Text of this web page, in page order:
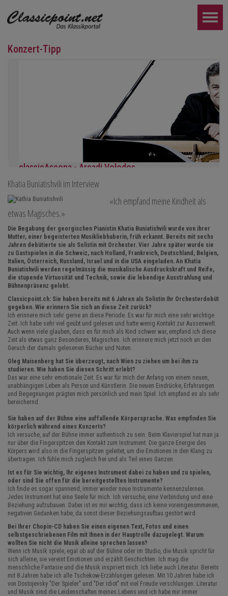
Konzert-Tipp
classicAscona - Arcadi Volodos
Klavierrezital
Samstag, 19.09, 19:30 in Ascona
WEITER...
Khatia Buniatishvili im Interview
«Ich empfand meine Kindheit als
etwas Magisches.»
Die Begabung der georgischen Pianistin Khatia Buniatishvili wurde von ihrer
Mutter, einer begeisterten Musikliebhaberin, früh erkannt. Bereits mit sechs
Jahren debütierte sie als Solistin mit Orchester. Vier Jahre später wurde sie
zu Gastspielen in die Schweiz, nach Holland, Frankreich, Deutschland, Belgien,
Italien, Österreich, Russland, Israel und in die USA eingeladen. An Khatia
Buniatishvili werden regelmässig die musikalische Ausdruckskraft und Reife,
die stupende Virtuosität und Technik, sowie die lebendige Ausstrahlung und
Bühnenpräsenz gelobt.
Classicpoint.ch: Sie haben bereits mit 6 Jahren als Solistin Ihr Orchesterdebüt
gegeben. Wie erinnern Sie sich an diese Zeit zurück?
Ich erinnere mich sehr gerne an diese Periode. Es war für mich eine sehr wichtige
Zeit. Ich habe sehr viel geübt und gelesen und hatte wenig Kontakt zur Aussenwelt.
Auch wenn viele glauben, dass es für mich als Kind schwer war, empfand ich diese
Zeit als etwas ganz Besonderes, Magisches. Ich erinnere mich jetzt noch an den
Geruch der damals gelesenen Bücher und Noten.
Oleg Maisenberg hat Sie überzeugt, nach Wien zu ziehen um bei ihm zu
studieren. Wie haben Sie diesen Schritt erlebt?
Das war eine sehr emotionale Zeit. Es war für mich der Anfang von einem neuen,
unabhängigen Leben als Person und Künstlerin. Die neuen Eindrücke, Erfahrungen
und Begegnungen prägten mich persönlich und mein Spiel. Ich empfand es als sehr
bereichernd.
Sie haben auf der Bühne eine auffallende Körpersprache. Was empfinden Sie
körperlich während eines Konzerts?
Ich versuche, auf der Bühne immer authentisch zu sein. Beim Klavierspiel hat man ja
nur über die Fingerspitzen den Kontakt zum Instrument. Die ganze Energie des
Körpers wird also in die Fingerspitzen geleitet, um die Emotionen in den Klang zu
übertragen. Ich fühle mich zugleich frei und als Teil eines Ganzen.
Ist es für Sie wichtig, Ihr eigenes Instrument dabei zu haben und zu spielen,
oder sind Sie offen für die bereitgestellten Instrumente?
Ich finde es sogar spannend, immer wieder neue Instrumente kennenzulernen.
Jedes Instrument hat eine Seele für mich. Ich versuche, eine Verbindung und eine
Beziehung aufzubauen. Dabei ist es mir wichtig, dass ich keine voreingenommenen,
negativen Gedanken habe, da sonst dieser Beziehungsaufbau gestört wird.
Bei Ihrer Chopin-CD haben Sie einen eigenen Text, Fotos und einen
selbstgeschriebenen Film mit Ihnen in der Hauptrolle dazugelegt. Warum
wollten Sie nicht die Musik alleine sprechen lassen?
Wenn ich Musik spiele, egal ob auf der Bühne oder im Studio, die Musik spricht für
sich alleine, sie vereint Emotionen und erzählt Geschichten. Ich mag die
menschliche Fantasie und die Musik inspiriert mich. Ich liebe auch Literatur. Bereits
mit 8 Jahren habe ich alle Tschekow-Erzählungen gelesen. Mit 10 Jahren habe ich
von Dostojevsky "Der Spieler" und "Der Idiot" mit viel Freude verschlungen. Literatur
und Musik sind die Leidenschaften meines Lebens und ich habe mir immer